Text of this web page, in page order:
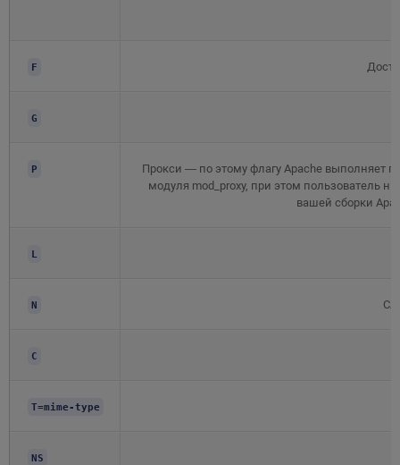
F
G
P
Прокси — по этому флагу Apache выполняет
модуля mod_proxy, при этом пользователь
вашей сборки
L
N
C
T=mime-type
NS